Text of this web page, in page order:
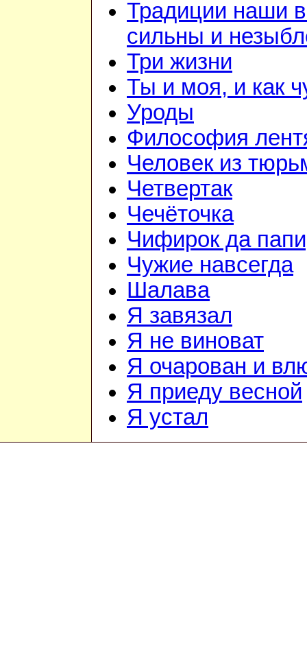
Традиции наши
сильны и
Три жизни
Ты и моя, и как
Уроды
Философия
Человек из
Четвертак
Чечёточка
Чифирок да
Чужие навсегда
Шалава
Я завязал
Я не виноват
Я очарован и
Я приеду весной
Я устал